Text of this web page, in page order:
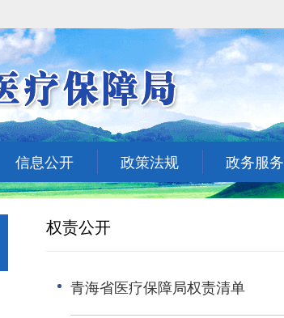
信息公开 政策法规 政务服务
权责公开
青海省医疗保障局权责清单